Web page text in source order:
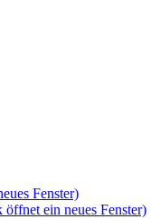
Fenster)
ein neues Fenster)